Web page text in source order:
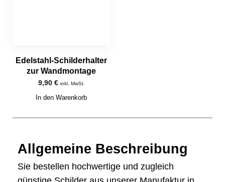
Edelstahl-Schilderhalter
zur Wandmontage
9,90 € inkl. MwSt.
In den Warenkorb
Allgemeine Beschreibung
Sie bestellen hochwertige und zugleich